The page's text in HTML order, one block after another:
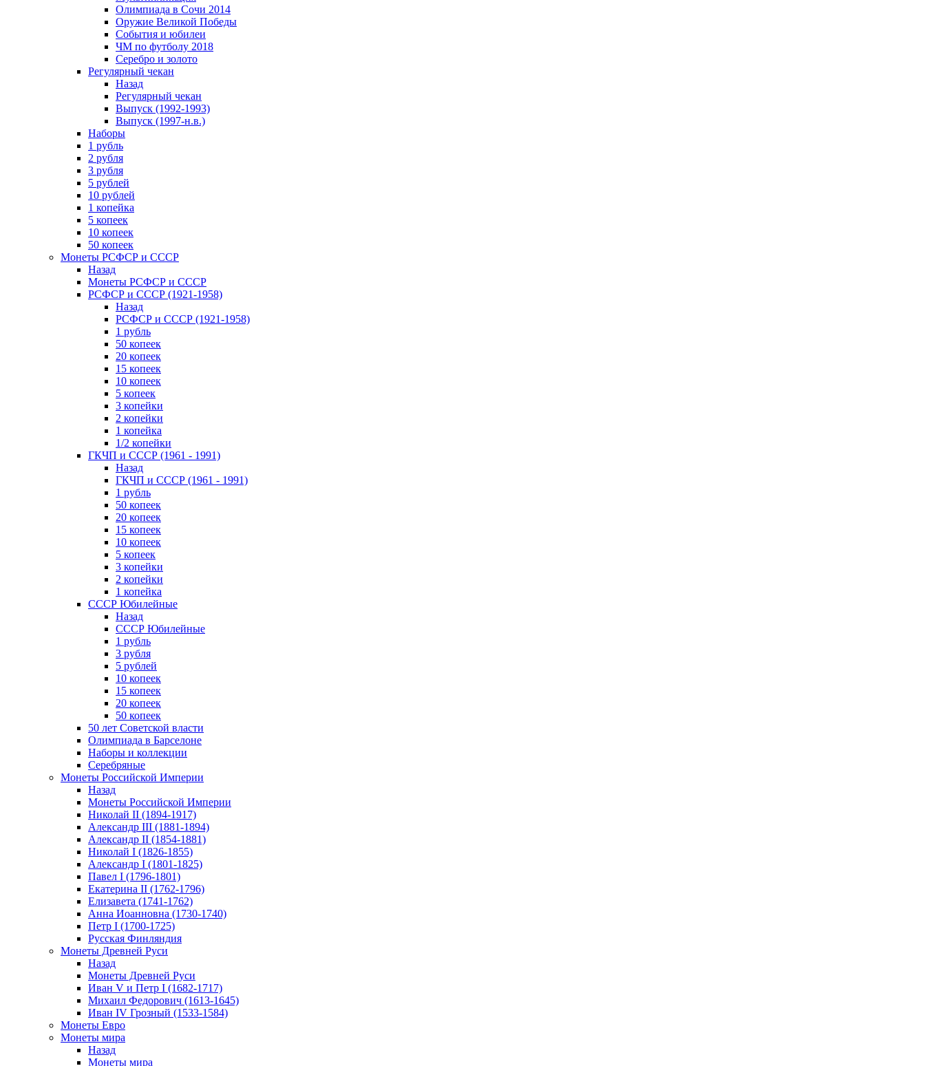
Олимпиада в Сочи 2014
Оружие Великой Победы
События и юбилеи
ЧМ по футболу 2018
Серебро и золото
Регулярный чекан
Назад
Регулярный чекан
Выпуск (1992-1993)
Выпуск (1997-н.в.)
Наборы
1 рубль
2 рубля
3 рубля
5 рублей
10 рублей
1 копейка
5 копеек
10 копеек
50 копеек
Монеты РСФСР и СССР
Назад
Монеты РСФСР и СССР
РСФСР и СССР (1921-1958)
Назад
РСФСР и СССР (1921-1958)
1 рубль
50 копеек
20 копеек
15 копеек
10 копеек
5 копеек
3 копейки
2 копейки
1 копейка
1/2 копейки
ГКЧП и СССР (1961 - 1991)
Назад
ГКЧП и СССР (1961 - 1991)
1 рубль
50 копеек
20 копеек
15 копеек
10 копеек
5 копеек
3 копейки
2 копейки
1 копейка
СССР Юбилейные
Назад
СССР Юбилейные
1 рубль
3 рубля
5 рублей
10 копеек
15 копеек
20 копеек
50 копеек
50 лет Советской власти
Олимпиада в Барселоне
Наборы и коллекции
Серебряные
Монеты Российской Империи
Назад
Монеты Российской Империи
Николай II (1894-1917)
Александр III (1881-1894)
Александр II (1854-1881)
Николай I (1826-1855)
Александр I (1801-1825)
Павел I (1796-1801)
Екатерина II (1762-1796)
Елизавета (1741-1762)
Анна Иоанновна (1730-1740)
Петр I (1700-1725)
Русская Финляндия
Монеты Древней Руси
Назад
Монеты Древней Руси
Иван V и Петр I (1682-1717)
Михаил Федорович (1613-1645)
Иван IV Грозный (1533-1584)
Монеты Евро
Монеты мира
Назад
Монеты мира